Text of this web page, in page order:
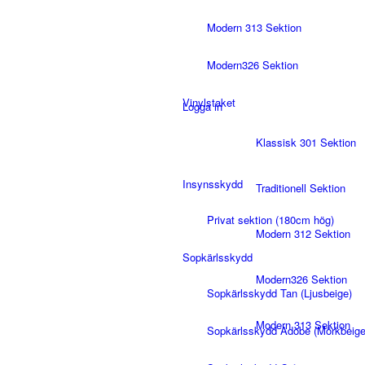
Logga in
Modern 313 Sektion
Modern326 Sektion
Vinylstaket
Klassisk 301 Sektion
Traditionell Sektion
Modern 312 Sektion
Modern326 Sektion
Modern 313 Sektion
Insynsskydd
Privat sektion (180cm hög)
Sopkärlsskydd
Sopkärlsskydd Tan (Ljusbeige)
Sopkärlsskydd Adobe